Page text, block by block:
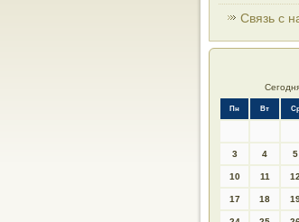
Связь с
Пн Вт
3 4 5
10 11 12
17 18